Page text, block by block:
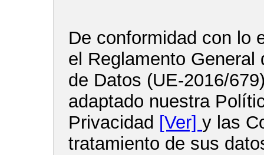
De conformidad con lo
el Reglamento General
de Datos (UE-2016/
adaptado nuestra
Privacidad [Ver] y las
tratamiento de sus